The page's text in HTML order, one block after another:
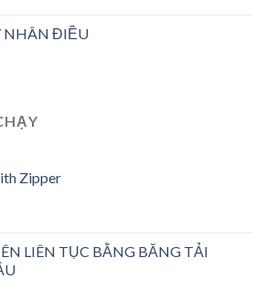
NHÂN ĐIỀU
Zipper
LIÊN TỤC BẰNG BĂNG TẢI